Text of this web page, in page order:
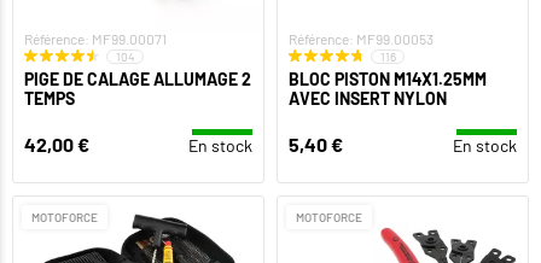
Référence: MF99.00071
104
PIGE DE CALAGE ALLUMAGE 2
TEMPS
42,00 € En stock
Référence: MF99.00053
116
BLOC PISTON M14X1.25MM
AVEC INSERT NYLON
5,40 € En stock
MOTOFORCE MOTOFORCE